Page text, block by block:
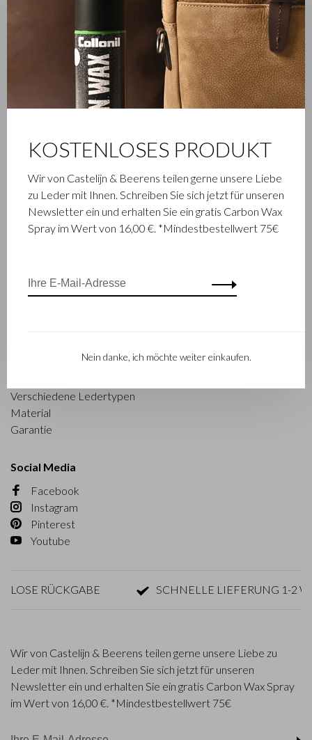
Castelijn & Beerens
Informationen
C&B und nachhaltiges
Unternehmertum
C&B Giftcard
Geschäftliche Möglichkeiten
Aktionen
Kollektionen
Kontakt
Rücksendungen
Verschiedene Ledertypen
Material
Garantie
Social Media
Facebook
Instagram
Pinterest
Youtube
RÜCKGABE SCHNELLE LIEFERUNG 1-2
Wir von Castelijn & Beerens teilen gerne unsere Liebe zu
Leder mit Ihnen. Schreiben Sie sich jetzt für unseren
Newsletter ein und erhalten Sie ein gratis Carbon Wax Spray
im Wert von 16,00 €. *Mindestbestellwert 75€
KOSTENLOSES PRODUKT
Wir von Castelijn & Beerens teilen gerne unsere Liebe
zu Leder mit Ihnen. Schreiben Sie sich jetzt für unseren
Newsletter ein und erhalten Sie ein gratis Carbon Wax
Spray im Wert von 16,00 €. *Mindestbestellwert 75€
Nein danke, ich möchte weiter einkaufen.